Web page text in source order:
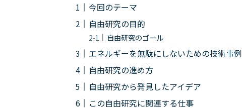
今回のテーマ
自由研究の目的
自由研究のゴール
エネルギーを無駄にしないための技術事例
自由研究の進め方
自由研究から発見したアイデア
この自由研究に関連する仕事